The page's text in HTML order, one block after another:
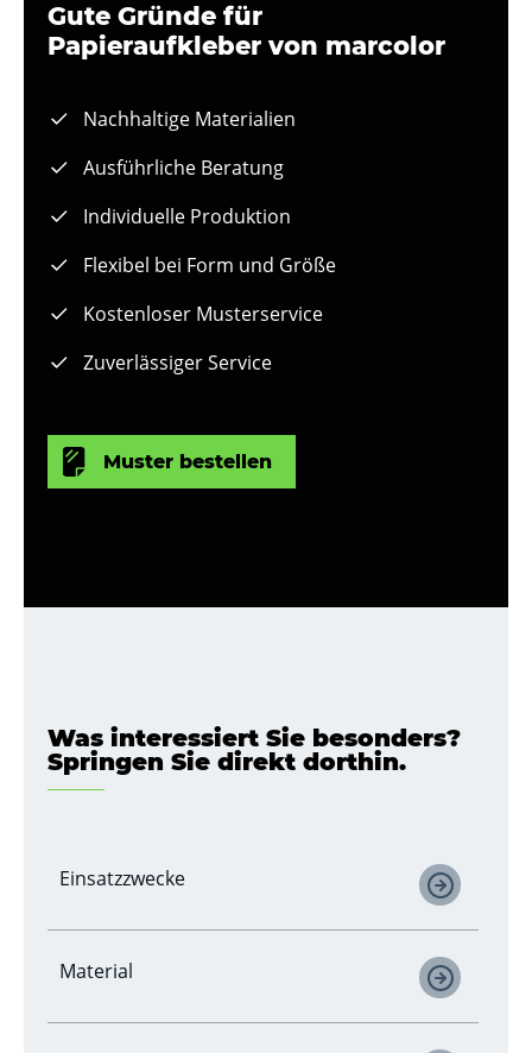
Gute Gründe für
Papieraufkleber von marcolor
Nachhaltige Materialien
Ausführliche Beratung
Individuelle Produktion
Flexibel bei Form und Größe
Kostenloser Musterservice
Zuverlässiger Service
Muster bestellen
Was interessiert Sie besonders?
Springen Sie direkt dorthin.
Einsatzzwecke
Material